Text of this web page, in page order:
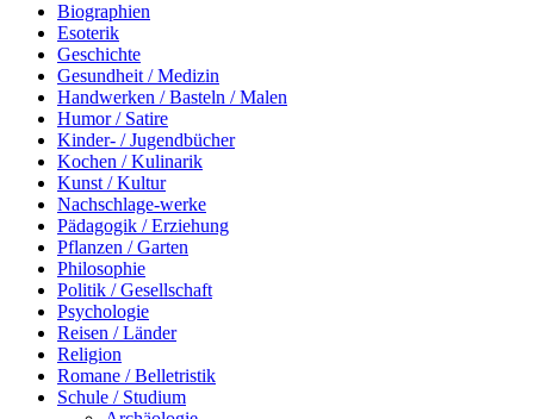
Biographien
Esoterik
Geschichte
Gesundheit / Medizin
Handwerken / Basteln / Malen
Humor / Satire
Kinder- / Jugendbücher
Kochen / Kulinarik
Kunst / Kultur
Nachschlage-werke
Pädagogik / Erziehung
Pflanzen / Garten
Philosophie
Politik / Gesellschaft
Psychologie
Reisen / Länder
Religion
Romane / Belletristik
Schule / Studium